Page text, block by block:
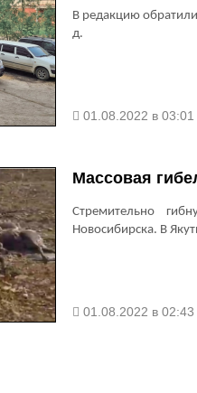
В редакцию
д.
01.08.2022 в 03:01
Массовая
Стремительно
Новосибирска. В
01.08.2022 в 02:43